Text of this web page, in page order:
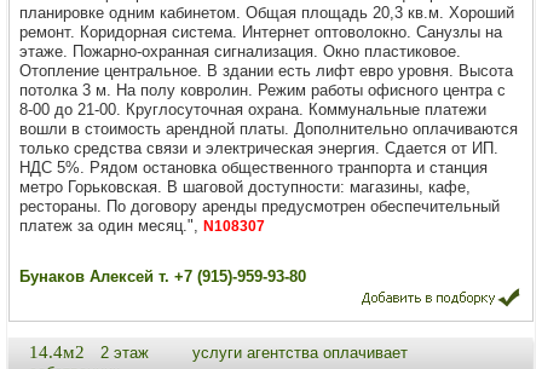
планировке одним кабинетом. Общая площадь 20,3 кв.м. Хороший
ремонт. Коридорная система. Интернет оптоволокно. Санузлы на
этаже. Пожарно-охранная сигнализация. Окно пластиковое.
Отопление центральное. В здании есть лифт евро уровня. Высота
потолка 3 м. На полу ковролин. Режим работы офисного центра с
8-00 до 21-00. Круглосуточная охрана. Коммунальные платежи
вошли в стоимость арендной платы. Дополнительно оплачиваются
только средства связи и электрическая энергия. Сдается от ИП.
НДС 5%. Рядом остановка общественного транпорта и станция
метро Горьковская. В шаговой доступности: магазины, кафе,
рестораны. По договору аренды предусмотрен обеспечительный
платеж за один месяц.", N108307
Бунаков Алексей т. +7 (915)-959-93-80
14.4м2 2 этаж
услуги агентства оплачивает